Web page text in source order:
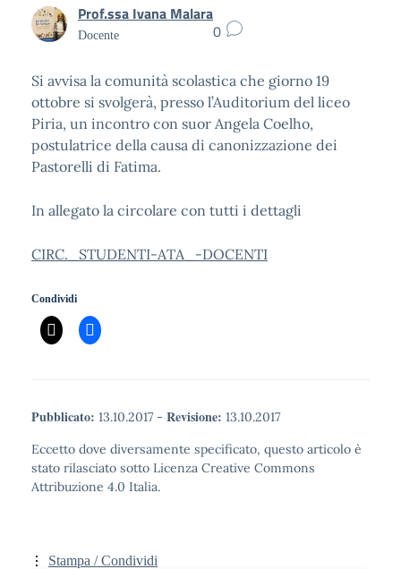
Prof.ssa Ivana Malara
Docente 0
Si avvisa la comunità scolastica che giorno 19
ottobre si svolgerà, presso l’Auditorium del liceo
Piria, un incontro con suor Angela Coelho,
postulatrice della causa di canonizzazione dei
Pastorelli di Fatima.
In allegato la circolare con tutti i dettagli
CIRC._STUDENTI-ATA_-DOCENTI
Condividi
Pubblicato: 13.10.2017 - Revisione: 13.10.2017
Eccetto dove diversamente specificato, questo articolo è
stato rilasciato sotto Licenza Creative Commons
Attribuzione 4.0 Italia.
Stampa / Condividi